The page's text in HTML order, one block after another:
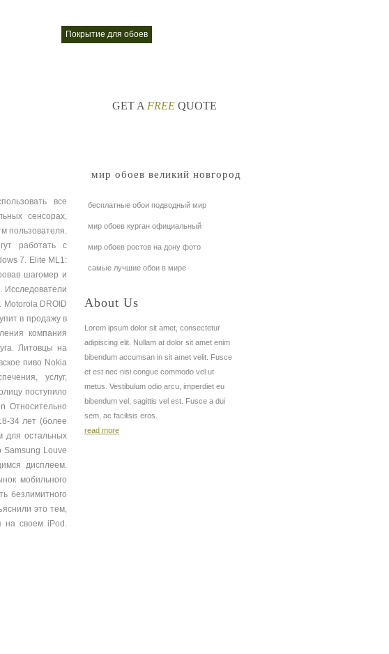
покрытие для обоев
GET A FREE QUOTE
все
сенсорах,
пользователя.
работать с
7. Elite ML1:
шагомер и
Исследователи
Motorola DROID
в продажу в
компания
Литовцы на
пиво Nokia
услуг,
поступило
Относительно
34 лет (более
для остальных
Samsung Louve
дисплеем.
мобильного
безлимитного
это тем,
на своем iPod.
мир обоев великий новгород
бесплатные обои подводный мир
мир обоев курган официальный
мир обоев ростов на дону фото
самые лучшие обои в мире
About Us
Lorem ipsum dolor sit amet, consectetur
adipiscing elit. Nullam at dolor sit amet enim
bibendum accumsan in sit amet velit. Fusce
et est nec nisi congue commodo vel ut
metus. Vestibulum odio arcu, imperdiet eu
bibendum vel, sagittis vel est. Fusce a dui
sem, ac facilisis eros.
read more